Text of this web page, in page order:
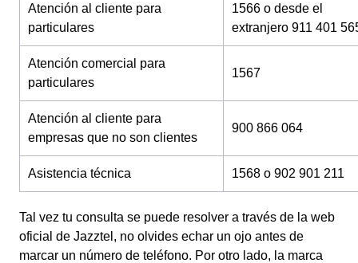
Atención al cliente para
particulares
1566 o desde el
extranjero 911 401
Atención comercial para
particulares
1567
Atención al cliente para
empresas que no son clientes
900 866 064
Asistencia técnica 1568 o 902 901 211
Tal vez tu consulta se puede resolver a través de la web
oficial de Jazztel, no olvides echar un ojo antes de
marcar un número de teléfono. Por otro lado, la marca